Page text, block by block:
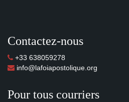
Contactez-nous
+33 638059278
info@lafoiapostolique.org
Pour tous courriers